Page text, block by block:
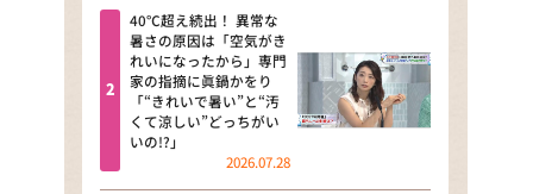
news おかえり
河合＆A.B.C-Z塚田×福井アナ
「なんでやねん！？」（news お
かえり）
DAIGOも台所 ～きょうの献立 何
40℃超え続出！ 異常な
暑さの原因は「空気がき
れいになったから」専門
家の指摘に眞鍋かをり
「“きれいで暑い”と“汚
くて涼しい”どっちがい
いの!?」
2026.07.28